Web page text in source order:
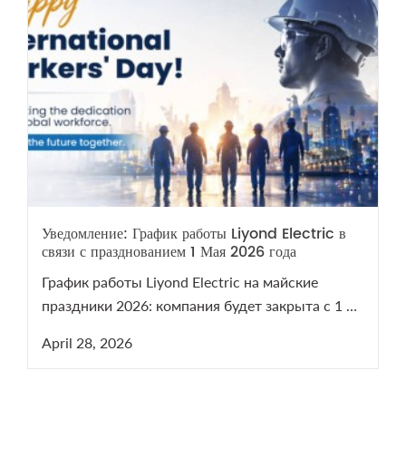
Уведомление: График работы Liyond Electric в
связи с празднованием 1 Мая 2026 года
График работы Liyond Electric на майские
праздники 2026: компания будет закрыта с 1 по
праздников наши менеджеры остаются на
April 28, 2026